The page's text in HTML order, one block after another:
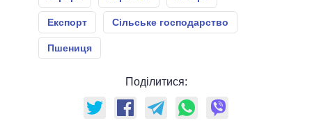
Експорт Сільське господарство
Пшениця
Поділитися: